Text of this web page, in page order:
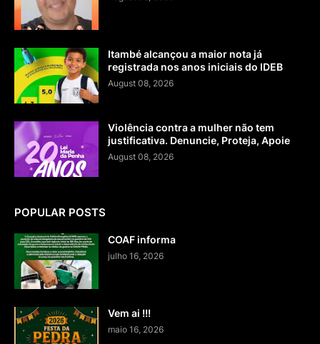
Itambé alcançou a maior nota já
registrada nos anos iniciais do IDEB
August 08, 2026
Violência contra a mulher não tem
justificativa. Denuncie, Proteja, Apoie
August 08, 2026
POPULAR POSTS
COAF informa
julho 16, 2026
Vem ai !!!
maio 16, 2026